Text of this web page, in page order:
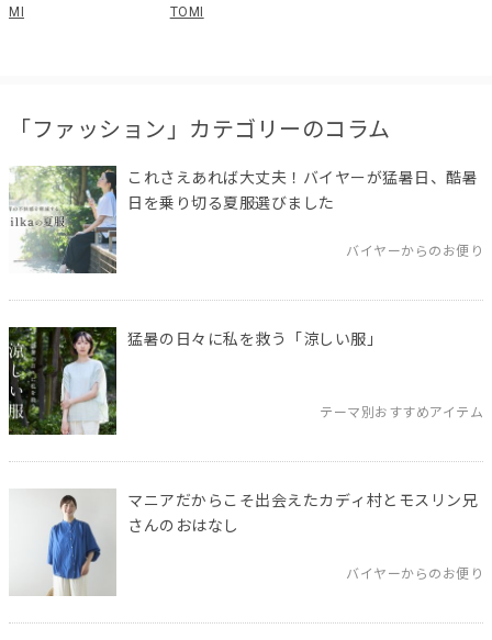
MI
TOMI
「ファッション」カテゴリーのコラム
これさえあれば大丈夫！バイヤーが猛暑日、酷暑
日を乗り切る夏服選びました
バイヤーからのお便り
猛暑の日々に私を救う「涼しい服」
テーマ別おすすめアイテム
マニアだからこそ出会えたカディ村とモスリン兄
さんのおはなし
バイヤーからのお便り